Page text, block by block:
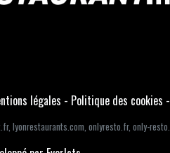
légales - Politique des cookies -
, lyonrestaurants.com, onlyresto.fr, only-